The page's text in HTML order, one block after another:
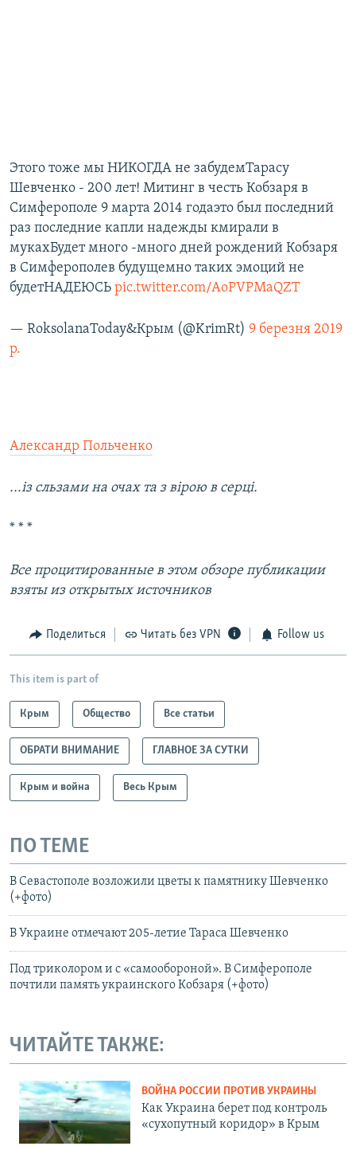
Этого тоже мы НИКОГДА не забудемТарасу
Шевченко - 200 лет! Митинг в честь Кобзаря в
Симферополе 9 марта 2014 годаэто был последний
раз последние капли надежды кмирали в
мукахБудет много -много дней рождений Кобзаря
в Симферополев будущемно таких эмоций не
будетНАДЕЮСЬ pic.twitter.com/AoPVPMaQZT
— RoksolanaToday&Крым (@KrimRt) 9 березня 2019
р.
Александр Польченко
...із сльзами на очах та з вірою в серці.
* * *
Все процитированные в этом обзоре публикации
взяты из открытых источников
Поделиться Читать без VPN Follow us
This item is part of
Крым Общество Все статьи
ОБРАТИ ВНИМАНИЕ ГЛАВНОЕ ЗА СУТКИ
Крым и война Весь Крым
ПО ТЕМЕ
В Севастополе возложили цветы к памятнику Шевченко
(+фото)
В Украине отмечают 205-летие Тараса Шевченко
Под триколором и с «самообороной». В Симферополе
почтили память украинского Кобзаря (+фото)
ЧИТАЙТЕ ТАКЖЕ:
ВОЙНА РОССИИ ПРОТИВ УКРАИНЫ
Как Украина берет под контроль
«сухопутный коридор» в Крым